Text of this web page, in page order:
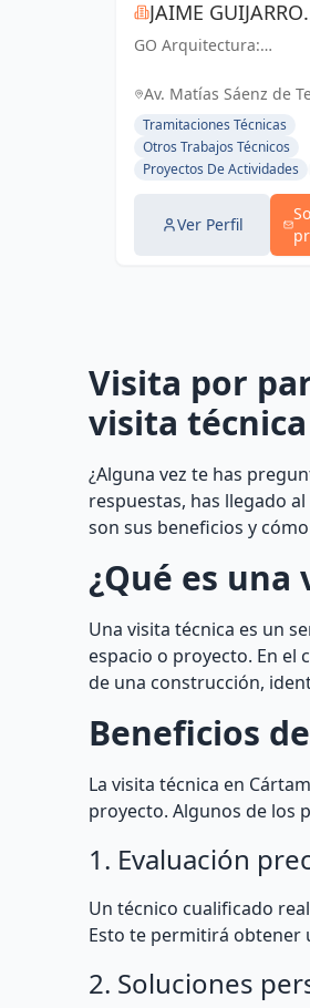
JAIME GUIJARRO
ORIA
GO Arquitectura:
en obra nueva,
y gestiones
Con Seriedad, Confianza,
Rapidez y Economía
pilares, ofrecemos
Av. Matías Sáenz de
Fuengirola, España,
Tramitaciones Técnicas
Otros Trabajos Técnicos
Proyectos De Actividades
Ver Perfil
Visita por
visita
¿Alguna vez te has
respuestas, has llegado
son sus beneficios y
¿Qué es una
Una visita técnica es un
espacio o proyecto. En el
de una construcción,
Beneficios
La visita técnica en
proyecto. Algunos de los
1. Evaluación
Un técnico cualificado
Esto te permitirá obtener
2. Soluciones